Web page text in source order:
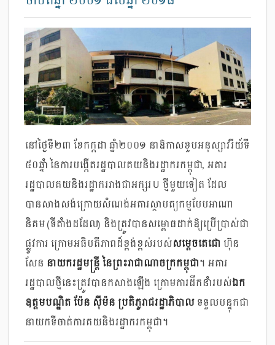
នៅថ្ងៃទី២៣ ខែកក្កដា ឆ្នាំ២០០១ នាឱកាសខួបអនុស្សាវរីយ៍ទី
៥០ឆ្នាំ នៃការបង្កើតរដ្ឋបាលគយនិងរដ្ឋាករកម្ពុជា, អគារ
រដ្ឋបាលគយនិងរដ្ឋាកររាងជាអក្សរ U ថ្មីមួយទៀត ដែល
បានសាងសង់ក្រោយសំណង់អគារស្ថាបត្យកម្មបែបអាណា
និគម (ទីតាំងដដែល) និងត្រូវបានសម្ពោធដាក់ឱ្យប្រើប្រាស់ជា
ផ្លូវការ ក្រោមអធិបតីភាពដ៏ខ្ពង់ខ្ពស់របស់សម្តេចតេជោ ហ៊ុន
សែន នាយករដ្ឋមន្ត្រី នៃព្រះរាជាណាចក្រកម្ពុជា។ អគារ
រដ្ឋបាលថ្មីនេះត្រូវបានកសាងឡើង ក្រោមការដឹកនាំរបស់ឯក
ឧត្តមបណ្ឌិត ប៉ែន ស៊ីម៉ន ប្រតិភូរាជរដ្ឋាភិបាល ទទួលបន្ទុកជា
នាយកទីចាត់ការគយនិងរដ្ឋាករកម្ពុជា។